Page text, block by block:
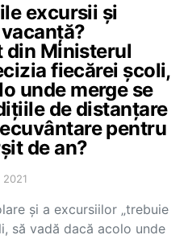
excursii și
din Ministerul
fiecărei școli,
unde merge se
de distanțare
pentru
de an?
2021
și a excursiilor „trebuie
să vadă dacă acolo unde